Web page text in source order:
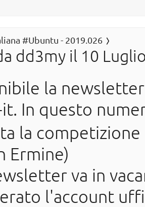
#Ubuntu - 2019.026
dd3my il 10
la
In questo
la
Ermine)
va in
l'account